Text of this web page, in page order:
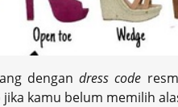
dengandress code
kamu belum memilih